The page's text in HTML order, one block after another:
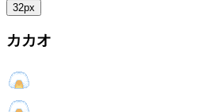
32px
カカオ